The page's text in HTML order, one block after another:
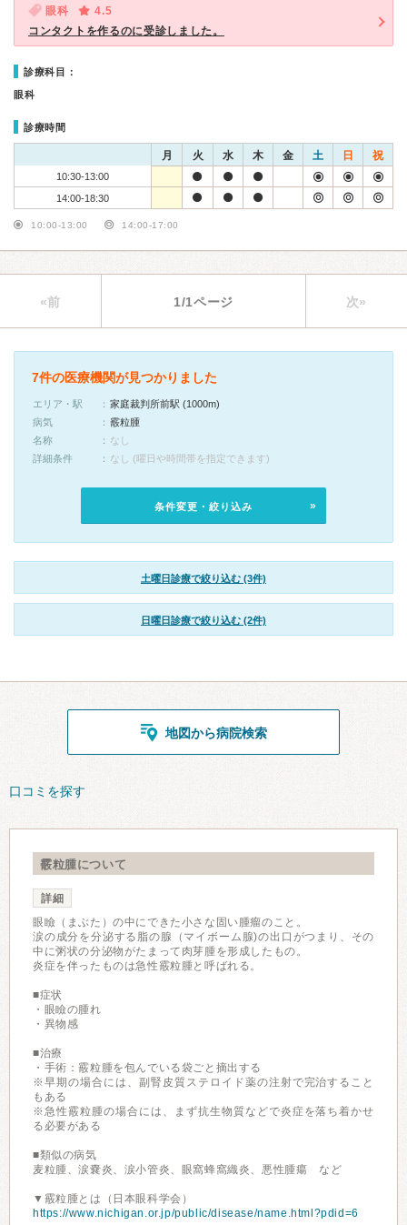
眼科
4.5
コンタクトを作るのに受診しました。
診療科目：
眼科
診療時間
月 火 水 木 金 土 日 祝
10:30-13:00
14:00-18:30
10:00-13:00 14:00-17:00
«前 1/1ページ 次»
7件の医療機関が見つかりました
エリア・駅
家庭裁判所前駅 (1000m)
病気
霰粒腫
名称
なし
詳細条件
なし (曜日や時間帯を指定できます)
条件変更・絞り込み
土曜日診療で絞り込む (3件)
日曜日診療で絞り込む (2件)
地図から病院検索
口コミを探す
霰粒腫について
詳細
眼瞼（まぶた）の中にできた小さな固い腫瘤のこと。
涙の成分を分泌する脂の腺（マイボーム腺)の出口がつまり、その
中に粥状の分泌物がたまって肉芽腫を形成したもの。
炎症を伴ったものは急性霰粒腫と呼ばれる。
■症状
・眼瞼の腫れ
・異物感
■治療
・手術：霰粒腫を包んでいる袋ごと摘出する
※早期の場合には、副腎皮質ステロイド薬の注射で完治すること
もある
※急性霰粒腫の場合には、まず抗生物質などで炎症を落ち着かせ
る必要がある
■類似の病気
麦粒腫、涙嚢炎、涙小管炎、眼窩蜂窩織炎、悪性腫瘍 など
▼霰粒腫とは（日本眼科学会）
https://www.nichigan.or.jp/public/disease/name.html?pdid=6